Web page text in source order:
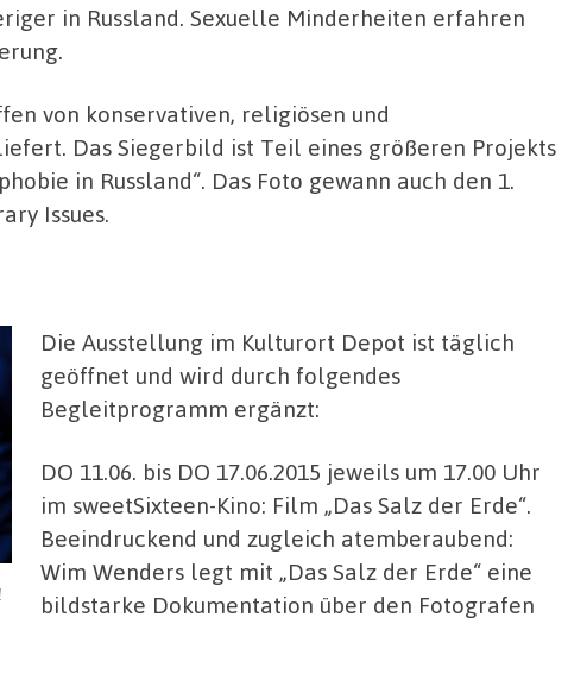
in Russland. Sexuelle Minderheiten erfahren
von konservativen, religiösen und
Das Siegerbild ist Teil eines größeren Projekts
in Russland“. Das Foto gewann auch den 1.
Issues.
Die Ausstellung im Kulturort Depot ist täglich
geöffnet und wird durch folgendes
Begleitprogramm ergänzt:
DO 11.06. bis DO 17.06.2015 jeweils um 17.00 Uhr
im sweetSixteen-Kino: Film „Das Salz der Erde“.
Beeindruckend und zugleich atemberaubend:
Wim Wenders legt mit „Das Salz der Erde“ eine
bildstarke Dokumentation über den Fotografen